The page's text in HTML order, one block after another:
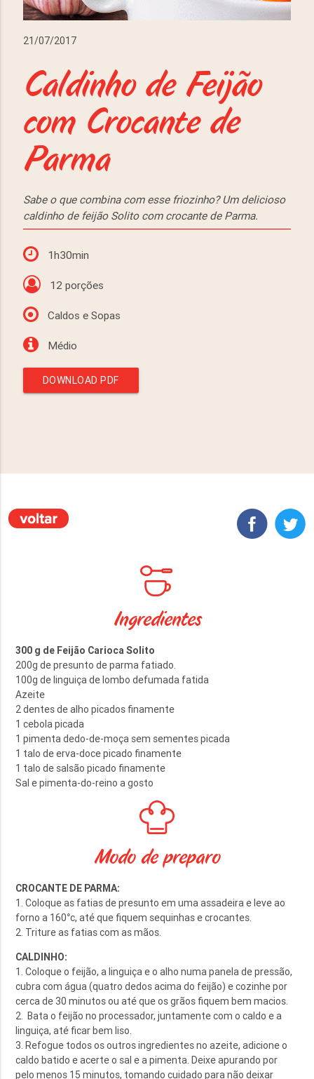
21/07/2017
Caldinho de Feijão
com Crocante de
Parma
Sabe o que combina com esse friozinho? Um delicioso
caldinho de feijão Solito com crocante de Parma.
1h30min
12 porções
Caldos e Sopas
Médio
DOWNLOAD PDF
Ingredientes
300 g de Feijão Carioca Solito
200g de presunto de parma fatiado.
100g de linguiça de lombo defumada fatida
Azeite
2 dentes de alho picados finamente
1 cebola picada
1 pimenta dedo-de-moça sem sementes picada
1 talo de erva-doce picado finamente
1 talo de salsão picado finamente
Sal e pimenta-do-reino a gosto
Modo de preparo
CROCANTE DE PARMA:
1. Coloque as fatias de presunto em uma assadeira e leve ao
forno a 160°c, até que fiquem sequinhas e crocantes.
2. Triture as fatias com as mãos.
CALDINHO:
1. Coloque o feijão, a linguiça e o alho numa panela de pressão,
cubra com água (quatro dedos acima do feijão) e cozinhe por
cerca de 30 minutos ou até que os grãos fiquem bem macios.
2. Bata o feijão no processador, juntamente com o caldo e a
linguiça, até ficar bem liso.
3. Refogue todos os outros ingredientes no azeite, adicione o
caldo batido e acerte o sal e a pimenta. Deixe apurando por
pelo menos 15 minutos, tomando cuidado para não deixar